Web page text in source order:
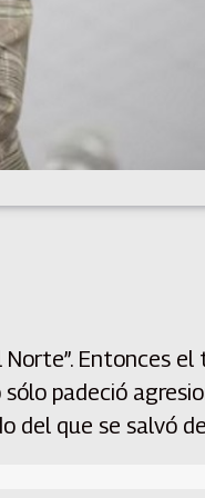
Norte”. Entonces el
padeció
del que se salvó